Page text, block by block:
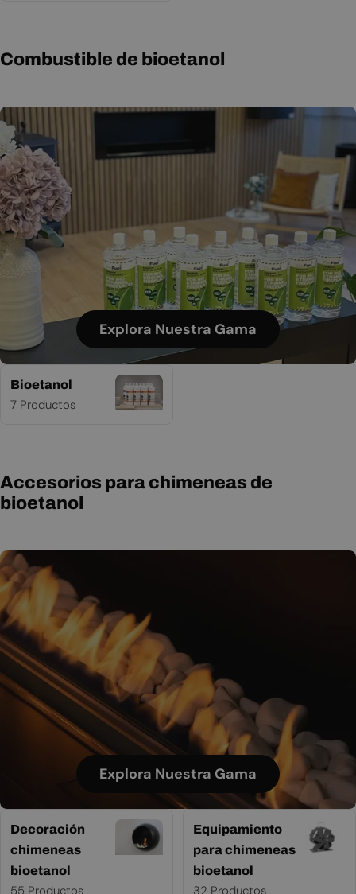
Combustible de bioetanol
Explora Nuestra Gama
Bioetanol
7 Productos
Accesorios para chimeneas de
bioetanol
Explora Nuestra Gama
Decoración
chimeneas
bioetanol
55 Productos
Equipamiento
para chimeneas
bioetanol
32 Productos